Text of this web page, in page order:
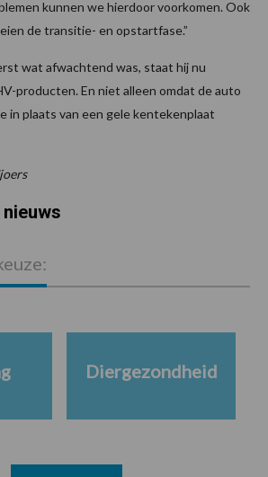
kunnen we hierdoor voorkomen. Ook
de transitie- en opstartfase.”
wat afwachtend was, staat hij nu
producten. En niet alleen omdat de auto
in plaats van een gele kentekenplaat
Diergezondheid